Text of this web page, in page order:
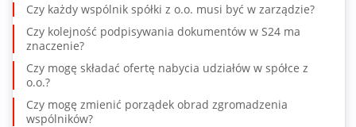
Czy każdy wspólnik spółki z o.o. musi być w zarządzie?
Czy kolejność podpisywania dokumentów w S24 ma
znaczenie?
Czy mogę składać ofertę nabycia udziałów w spółce z
o.o.?
Czy mogę zmienić porządek obrad zgromadzenia
wspólników?